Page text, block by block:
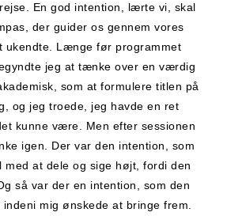
En god intention, lærte vi, skal
der guider os gennem vores
ukendte. Længe før programmet
jeg at tænke over en værdig
som at formulere titlen på
og jeg troede, jeg havde en ret
kunne være. Men efter sessionen
igen. Der var den intention, som
med at dele og sige højt, fordi den
så var der en intention, som den
mig ønskede at bringe frem.